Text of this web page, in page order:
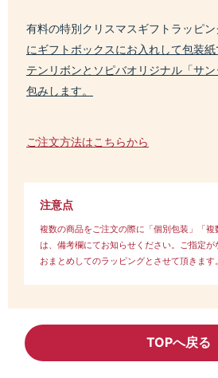
有料の特別クリスマスギフトラッピン
にギフトボックスにお入れして包装
テンリボンとソピバオリジナル「サ
包みします。
ご注文方法はこちらから
注意点
複数の商品をご注文の際に「個別包装」「
は、備考欄にてお知らせください。ご指定
おまとめしてのラッピングとさせて頂きます。
TOPへ戻る